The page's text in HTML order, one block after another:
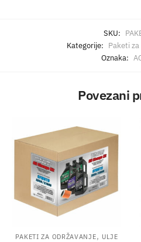
SKU:
Kategorije: Paketi
Oznaka:
Povezani
PAKETI ZA ODRŽAVANJE, ULJE